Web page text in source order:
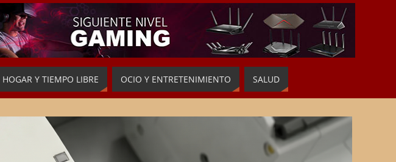
HOGAR Y TIEMPO LIBRE OCIO Y ENTRETENIMIENTO SALUD